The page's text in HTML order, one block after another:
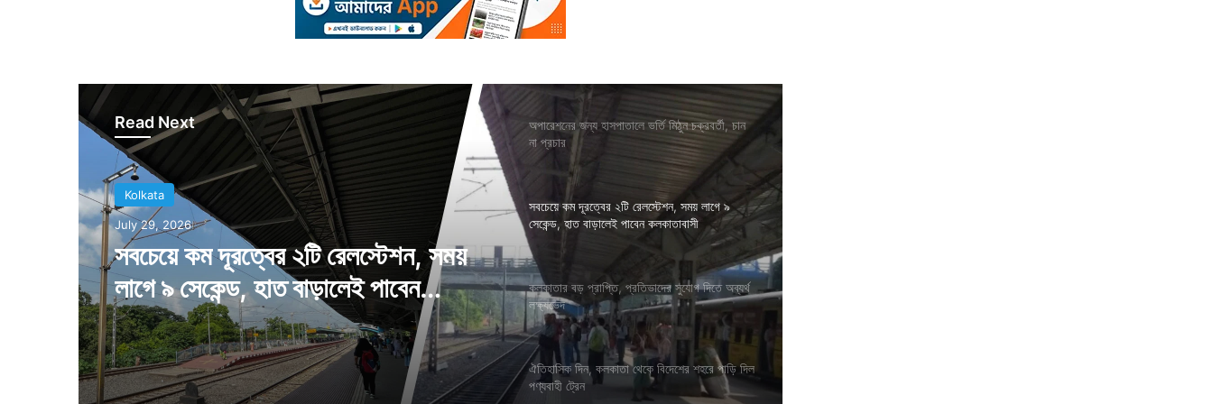
Read Next
Kolkata
July 29, 2026
সবচেয়ে কম দূরত্বের ২টি রেলস্টেশন, সময়
লাগে ৯ সেকেন্ড, হাত বাড়ালেই পাবেন
কলকাতাবাসী
অপারেশনের জন্য হাসপাতালে ভর্তি মিঠুন চক্রবর্তী, চান
না প্রচার
সবচেয়ে কম দূরত্বের ২টি রেলস্টেশন, সময় লাগে ৯
সেকেন্ড, হাত বাড়ালেই পাবেন কলকাতাবাসী
কলকাতার বড় প্রাপ্তি, প্রতিভাদের সুযোগ দিতে অব্যর্থ
লক্ষ্যভেদ
ঐতিহাসিক দিন, কলকাতা থেকে বিদেশের শহরে পাড়ি দিল
পণ্যবাহী ট্রেন